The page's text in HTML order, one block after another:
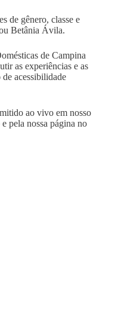
de gênero, classe e
Betânia Ávila.
de Campina
as experiências e as
acessibilidade
ao vivo em nosso
e pela nossa página no